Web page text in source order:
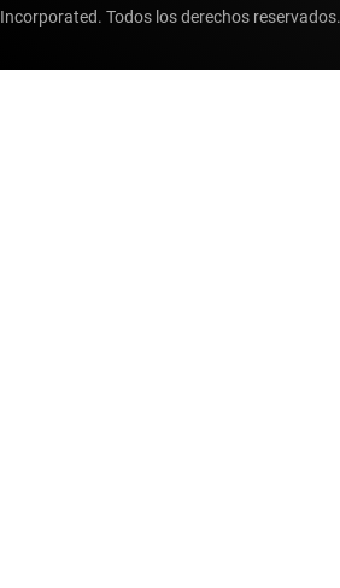
Incorporated. Todos los derechos reservados.